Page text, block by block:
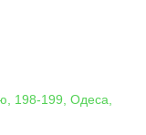
198-199, Одеса,